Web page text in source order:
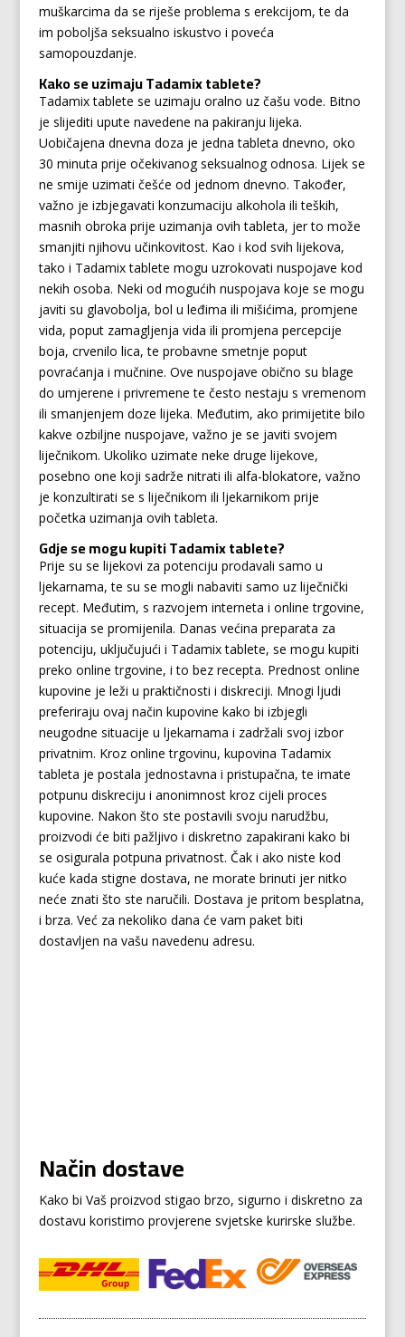
muškarcima da se riješe problema s erekcijom, te da
im poboljša seksualno iskustvo i poveća
samopouzdanje.
Kako se uzimaju Tadamix tablete?
Tadamix tablete se uzimaju oralno uz čašu vode. Bitno
je slijediti upute navedene na pakiranju lijeka.
Uobičajena dnevna doza je jedna tableta dnevno, oko
30 minuta prije očekivanog seksualnog odnosa. Lijek se
ne smije uzimati češće od jednom dnevno. Također,
važno je izbjegavati konzumaciju alkohola ili teških,
masnih obroka prije uzimanja ovih tableta, jer to može
smanjiti njihovu učinkovitost. Kao i kod svih lijekova,
tako i Tadamix tablete mogu uzrokovati nuspojave kod
nekih osoba. Neki od mogućih nuspojava koje se mogu
javiti su glavobolja, bol u leđima ili mišićima, promjene
vida, poput zamagljenja vida ili promjena percepcije
boja, crvenilo lica, te probavne smetnje poput
povraćanja i mučnine. Ove nuspojave obično su blage
do umjerene i privremene te često nestaju s vremenom
ili smanjenjem doze lijeka. Međutim, ako primijetite bilo
kakve ozbiljne nuspojave, važno je se javiti svojem
liječnikom. Ukoliko uzimate neke druge lijekove,
posebno one koji sadrže nitrati ili alfa-blokatore, važno
je konzultirati se s liječnikom ili ljekarnikom prije
početka uzimanja ovih tableta.
Gdje se mogu kupiti Tadamix tablete?
Prije su se lijekovi za potenciju prodavali samo u
ljekarnama, te su se mogli nabaviti samo uz liječnički
recept. Međutim, s razvojem interneta i online trgovine,
situacija se promijenila. Danas većina preparata za
potenciju, uključujući i Tadamix tablete, se mogu kupiti
preko online trgovine, i to bez recepta. Prednost online
kupovine je leži u praktičnosti i diskreciji. Mnogi ljudi
preferiraju ovaj način kupovine kako bi izbjegli
neugodne situacije u ljekarnama i zadržali svoj izbor
privatnim. Kroz online trgovinu, kupovina Tadamix
tableta je postala jednostavna i pristupačna, te imate
potpunu diskreciju i anonimnost kroz cijeli proces
kupovine. Nakon što ste postavili svoju narudžbu,
proizvodi će biti pažljivo i diskretno zapakirani kako bi
se osigurala potpuna privatnost. Čak i ako niste kod
kuće kada stigne dostava, ne morate brinuti jer nitko
neće znati što ste naručili. Dostava je pritom besplatna,
i brza. Već za nekoliko dana će vam paket biti
dostavljen na vašu navedenu adresu.
Način dostave
Kako bi Vaš proizvod stigao brzo, sigurno i diskretno za
dostavu koristimo provjerene svjetske kurirske službe.